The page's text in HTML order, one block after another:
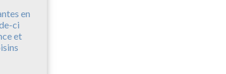
en
ci
et